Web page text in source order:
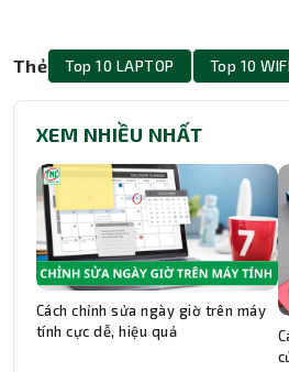
Thẻ Top 10 LAPTOP Top 10
XEM NHIỀU NHẤT
Cách chỉnh sửa ngày giờ trên máy
tính cực dễ, hiệu quả